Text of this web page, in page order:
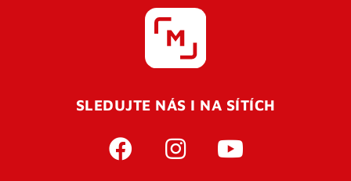
SLEDUJTE NÁS I NA SÍTÍCH